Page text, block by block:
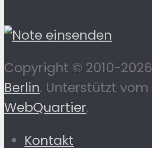
Copyright © 2010-2026
Berlin. Unterstützt vom
WebQuartier.
Kontakt